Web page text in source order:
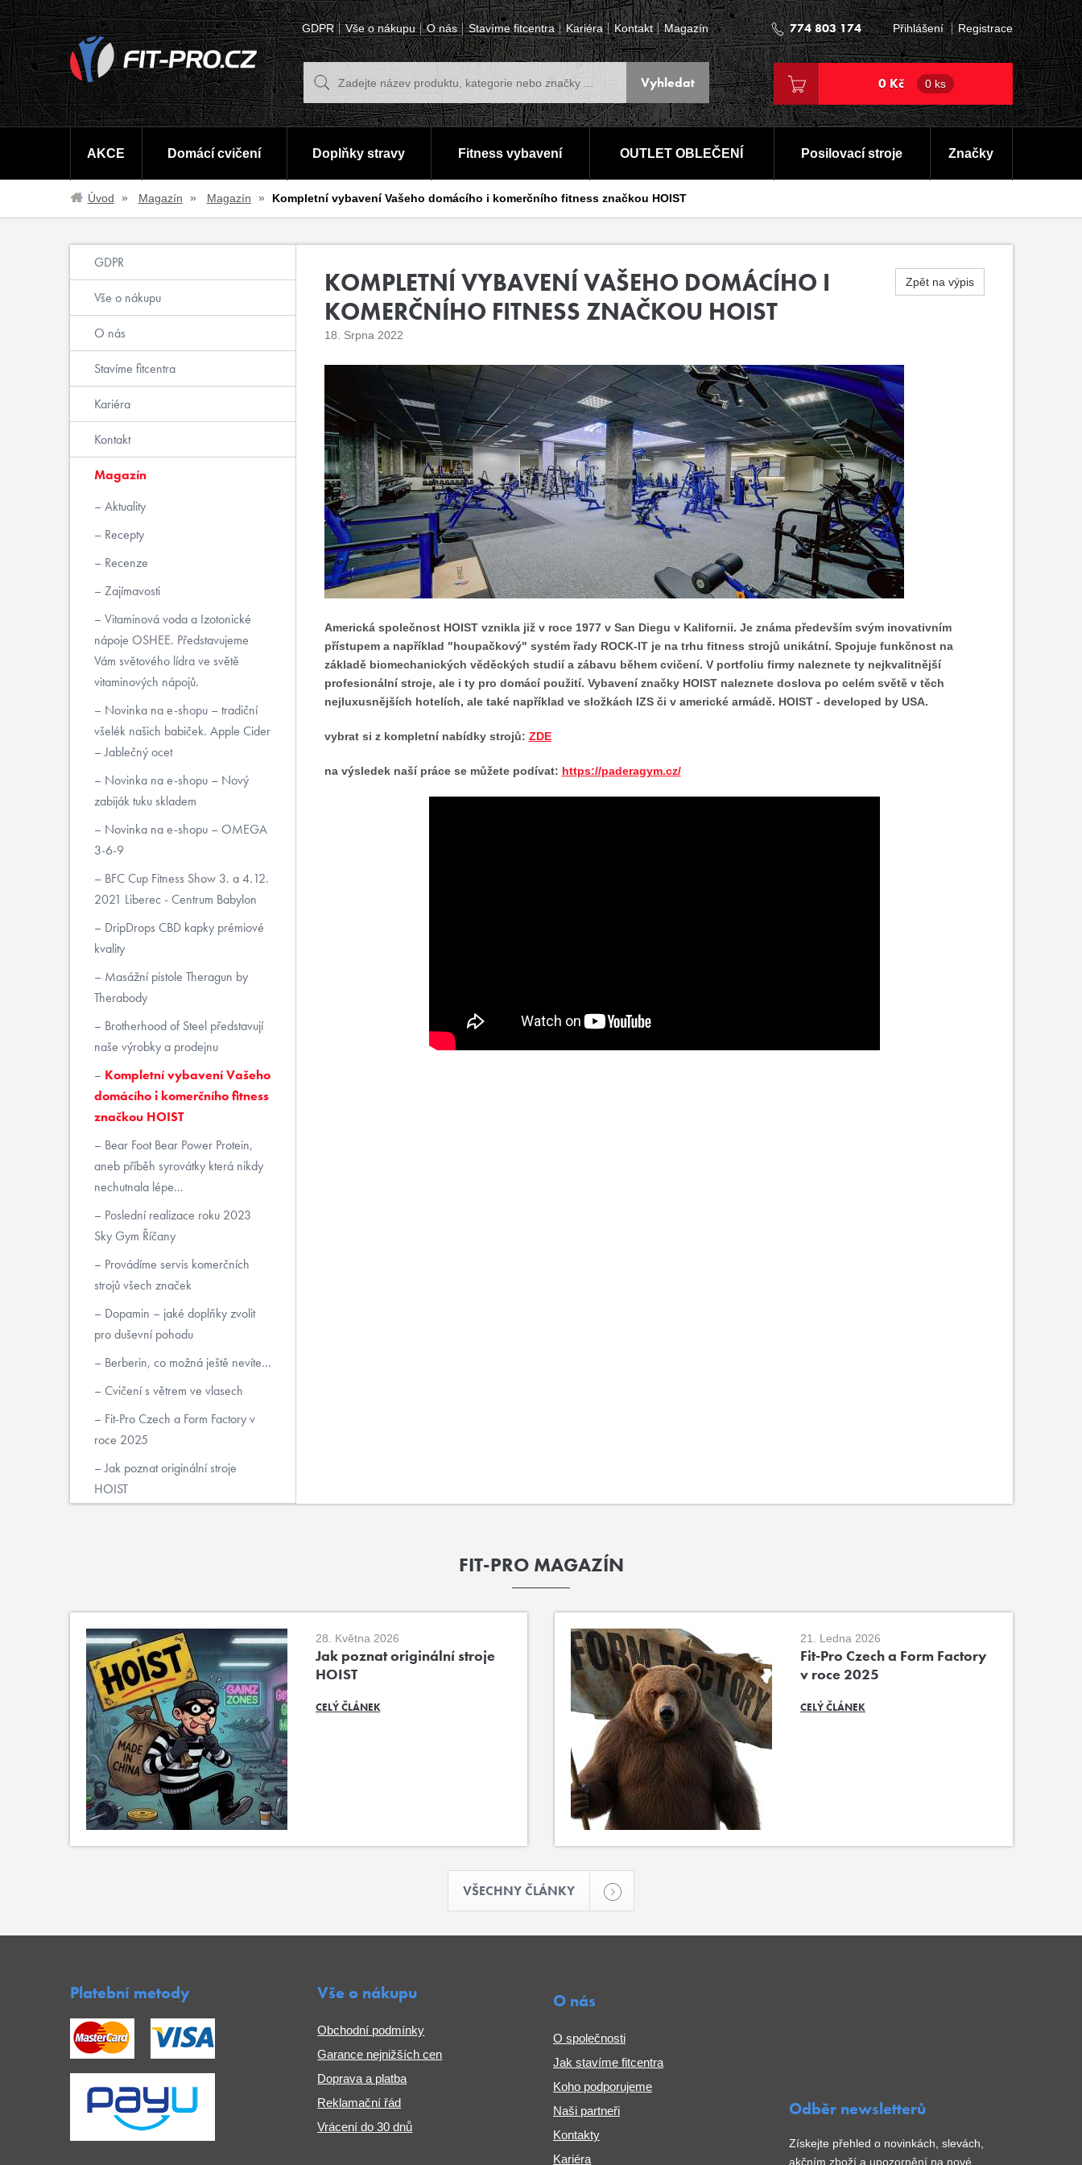
GDPR Vše o nákupu O nás Stavíme fitcentra Kariéra Kontakt Magazín 774 803 174 Přihlášení Registrace
0 Kč 0 ks
AKCE Domácí cvičení Doplňky stravy Fitness vybavení OUTLET OBLEČENÍ Posilovací stroje Značky
Úvod Magazín Magazín Kompletní vybavení Vašeho domácího i komerčního fitness značkou HOIST
Zpět na výpis
KOMPLETNÍ VYBAVENÍ VAŠEHO DOMÁCÍHO I
KOMERČNÍHO FITNESS ZNAČKOU HOIST
18. Srpna 2022
Americká společnost HOIST vznikla již v roce 1977 v San Diegu v Kalifornii. Je známa především svým inovativním
přístupem a například "houpačkový" systém řady ROCK-IT je na trhu fitness strojů unikátní. Spojuje funkčnost na
základě biomechanických věděckých studií a zábavu během cvičení. V portfoliu firmy naleznete ty nejkvalitnější
profesionální stroje, ale i ty pro domácí použití. Vybavení značky HOIST naleznete doslova po celém světě v těch
nejluxusnějších hotelích, ale také například ve složkách IZS či v americké armádě. HOIST - developed by USA.
vybrat si z kompletní nabídky strojů: ZDE
na výsledek naší práce se můžete podívat: https://paderagym.cz/
GDPR
Vše o nákupu
O nás
Stavíme fitcentra
Kariéra
Kontakt
Magazín
Aktuality
Recepty
Recenze
Zajímavosti
Vitaminová voda a Izotonické
nápoje OSHEE. Představujeme
Vám světového lídra ve světě
vitaminových nápojů.
Novinka na e-shopu – tradiční
všelék našich babiček. Apple Cider
– Jablečný ocet
Novinka na e-shopu – Nový
zabiják tuku skladem
Novinka na e-shopu – OMEGA
3-6-9
BFC Cup Fitness Show 3. a 4.12.
2021 Liberec - Centrum Babylon
DripDrops CBD kapky prémiové
kvality
Masážní pistole Theragun by
Therabody
Brotherhood of Steel představují
naše výrobky a prodejnu
Kompletní vybavení Vašeho
domácího i komerčního fitness
značkou HOIST
Bear Foot Bear Power Protein,
aneb příběh syrovátky která nikdy
nechutnala lépe...
Poslední realizace roku 2023
Sky Gym Říčany
Provádíme servis komerčních
strojů všech značek
Dopamin – jaké doplňky zvolit
pro duševní pohodu
Berberin, co možná ještě nevíte...
Cvičení s větrem ve vlasech
Fit-Pro Czech a Form Factory v
roce 2025
Jak poznat originální stroje
HOIST
FIT-PRO MAGAZÍN
28. Května 2026
Jak poznat originální stroje
HOIST
CELÝ ČLÁNEK
21. Ledna 2026
Fit-Pro Czech a Form Factory
v roce 2025
CELÝ ČLÁNEK
VŠECHNY ČLÁNKY
Platební metody Vše o nákupu
Obchodní podmínky
Garance nejnižších cen
Doprava a platba
Reklamační řád
Vrácení do 30 dnů
O nás
O společnosti
Jak stavíme fitcentra
Koho podporujeme
Naši partneři
Kontakty
Kariéra
Odběr newsletterů
Získejte přehled o novinkách, slevách,
akčním zboží a upozornění na nové